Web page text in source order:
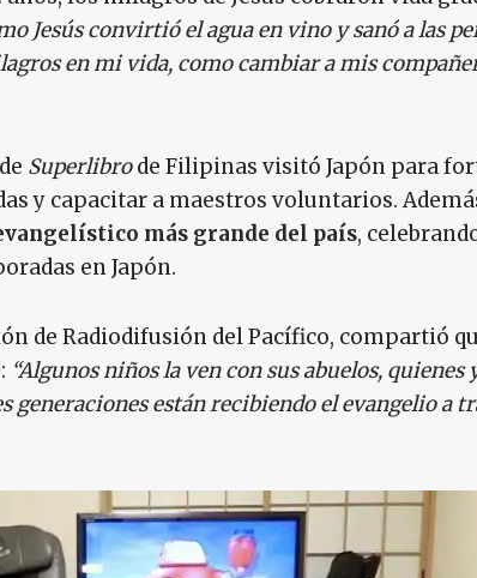
Jesús convirtió el agua en vino y sanó a las
en mi vida, como cambiar a mis
Superlibrode Filipinas visitó Japón para
y capacitar a maestros voluntarios.
más grande del país,
en Japón.
de Radiodifusión del Pacífico, compartió
“Algunos niños la ven con sus abuelos, quienes
están recibiendo el evangelio a